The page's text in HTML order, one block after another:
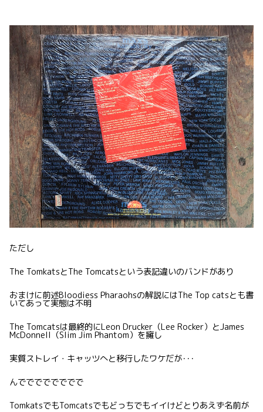
ただし
The TomkatsとThe Tomcatsという表記違いのバンドがあり
おまけに前述Bloodiess Pharaohsの解説にはThe Top catsとも書
いてあって実態は不明
The Tomcatsは最終的にLeon Drucker（Lee Rocker）とJames
McDonnell（Slim Jim Phantom）を擁し
実質ストレイ・キャッツへと移行したワケだが･･･
んでででででででで
TomkatsでもTomcatsでもどっちでもイイけどとりあえず名前が